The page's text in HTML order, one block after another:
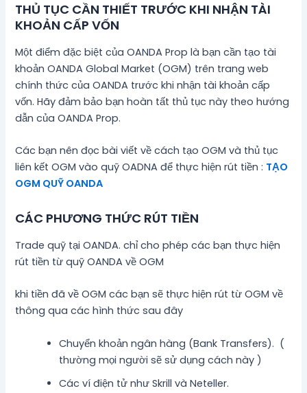
THỦ TỤC CẦN THIẾT TRƯỚC KHI NHẬN TÀI
KHOẢN CẤP VỐN
Một điểm đặc biệt của OANDA Prop là bạn cần tạo tài
khoản OANDA Global Market (OGM) trên trang web
chính thức của OANDA trước khi nhận tài khoản cấp
vốn. Hãy đảm bảo bạn hoàn tất thủ tục này theo hướng
dẫn của OANDA Prop.
Các bạn nên đọc bài viết về cách tạo OGM và thủ tục
liên kết OGM vào quỹ OADNA để thực hiện rút tiền : TẠO
OGM QUỸ OANDA
CÁC PHƯƠNG THỨC RÚT TIỀN
Trade quỹ tại OANDA. chỉ cho phép các bạn thực hiện
rút tiền từ quỹ OANDA về OGM
khi tiền đã về OGM các bạn sẽ thực hiện rút từ OGM về
thông qua các hình thức sau đây
Chuyển khoản ngân hàng (Bank Transfers). (
thường mọi người sẽ sử dụng cách này )
Các ví điện tử như Skrill và Neteller.